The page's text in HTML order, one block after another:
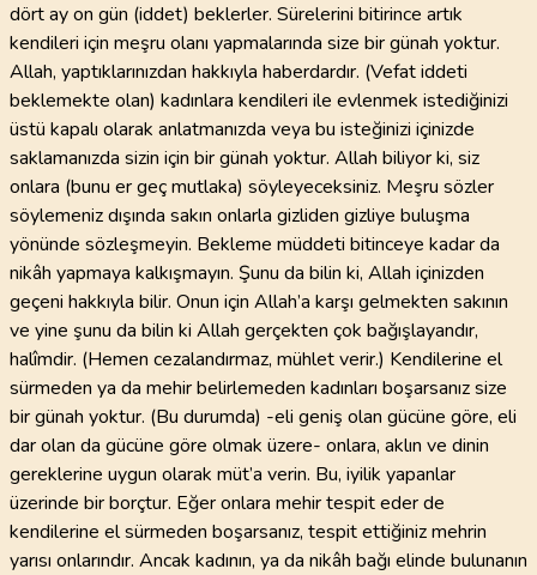
dört ay on gün (iddet) beklerler. Sürelerini bitirince artık
kendileri için meşru olanı yapmalarında size bir günah yoktur.
Allah, yaptıklarınızdan hakkıyla haberdardır. (Vefat iddeti
beklemekte olan) kadınlara kendileri ile evlenmek istediğinizi
üstü kapalı olarak anlatmanızda veya bu isteğinizi içinizde
saklamanızda sizin için bir günah yoktur. Allah biliyor ki, siz
onlara (bunu er geç mutlaka) söyleyeceksiniz. Meşru sözler
söylemeniz dışında sakın onlarla gizliden gizliye buluşma
yönünde sözleşmeyin. Bekleme müddeti bitinceye kadar da
nikâh yapmaya kalkışmayın. Şunu da bilin ki, Allah içinizden
geçeni hakkıyla bilir. Onun için Allah’a karşı gelmekten sakının
ve yine şunu da bilin ki Allah gerçekten çok bağışlayandır,
halîmdir. (Hemen cezalandırmaz, mühlet verir.) Kendilerine el
sürmeden ya da mehir belirlemeden kadınları boşarsanız size
bir günah yoktur. (Bu durumda) -eli geniş olan gücüne göre, eli
dar olan da gücüne göre olmak üzere- onlara, aklın ve dinin
gereklerine uygun olarak müt’a verin. Bu, iyilik yapanlar
üzerinde bir borçtur. Eğer onlara mehir tespit eder de
kendilerine el sürmeden boşarsanız, tespit ettiğiniz mehrin
yarısı onlarındır. Ancak kadının, ya da nikâh bağı elinde bulunanın